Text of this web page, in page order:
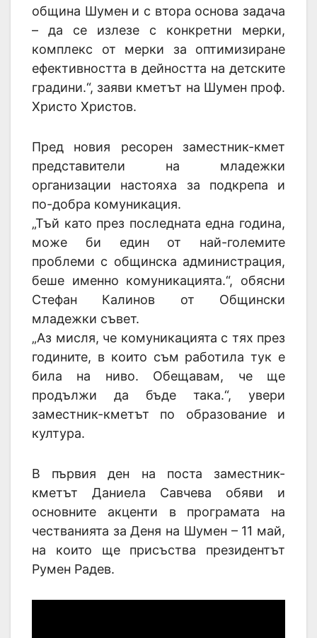
община Шумен и с втора основа задача
– да се излезе с конкретни мерки,
комплекс от мерки за оптимизиране
ефективността в дейността на детските
градини.“, заяви кметът на Шумен проф.
Христо Христов.
Пред новия ресорен заместник-кмет
представители на младежки
организации настояха за подкрепа и
по-добра комуникация.
„Тъй като през последната една година,
може би един от най-големите
проблеми с общинска администрация,
беше именно комуникацията.“, обясни
Стефан Калинов от Общински
младежки съвет.
„Аз мисля, че комуникацията с тях през
годините, в които съм работила тук е
била на ниво. Обещавам, че ще
продължи да бъде така.“, увери
заместник-кметът по образование и
култура.
В първия ден на поста заместник-
кметът Даниела Савчева обяви и
основните акценти в програмата на
честванията за Деня на Шумен – 11 май,
на които ще присъства президентът
Румен Радев.